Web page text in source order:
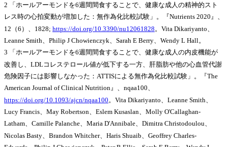
2 「ホールアーモンドを6週間間食することで、健康な成人の精神的スト
レス時の心拍変動が増加した：無作為化比較試験」。『Nutrients 2020』、
12（6）、1828; https://doi.org/10.3390/nu12061828 。Vita Dikariyanto、
Leanne Smith、Philip J Chowienczyk、Sarah E Berry、Wendy L Hall。
3 「ホールアーモンドを6週間間食することで、健康な成人の内皮機能が
改善し、LDLコレステロール値が低下する一方、肝脂肪や他の心血管代謝
危険因子には影響しなかった：ATTISによる無作為化比較試験」。『The
American Journal of Clinical Nutrition』、nqaa100、
https://doi.org/10.1093/ajcn/nqaa100 。Vita Dikariyanto、Leanne Smith、
Lucy Francis、May Robertson、Eslem Kusaslan、Molly O'Callaghan-
Latham、Camille Palanche、Maria D'Annibale、Dimitra Christodoulou、
Nicolas Basty、Brandon Whitcher、Haris Shuaib、Geoffrey Charles-